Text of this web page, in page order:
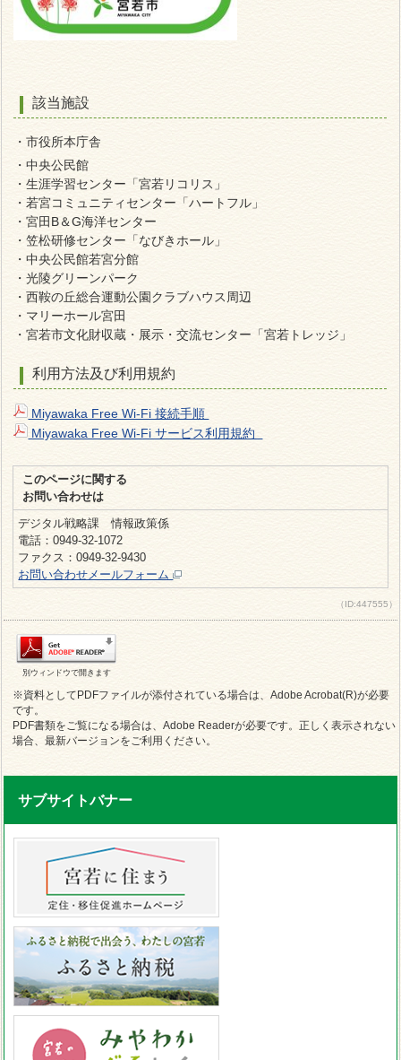
該当施設
・市役所本庁舎
・中央公民館
・生涯学習センター「宮若リコリス」
・若宮コミュニティセンター「ハートフル」
・宮田B＆G海洋センター
・笠松研修センター「なびきホール」
・中央公民館若宮分館
・光陵グリーンパーク
・西鞍の丘総合運動公園クラブハウス周辺
・マリーホール宮田
・宮若市文化財収蔵・展示・交流センター「宮若トレッジ」
利用方法及び利用規約
Miyawaka Free Wi‐Fi 接続手順
Miyawaka Free Wi-Fi サービス利用規約
このページに関する
お問い合わせは
デジタル戦略課 情報政策係
電話：0949-32-1072
ファクス：0949-32-9430
お問い合わせメールフォーム
（ID:447555）
別ウィンドウで開きます
※資料としてPDFファイルが添付されている場合は、Adobe Acrobat(R)が必要
です。
PDF書類をご覧になる場合は、Adobe Readerが必要です。正しく表示されない
場合、最新バージョンをご利用ください。
サブサイトバナー